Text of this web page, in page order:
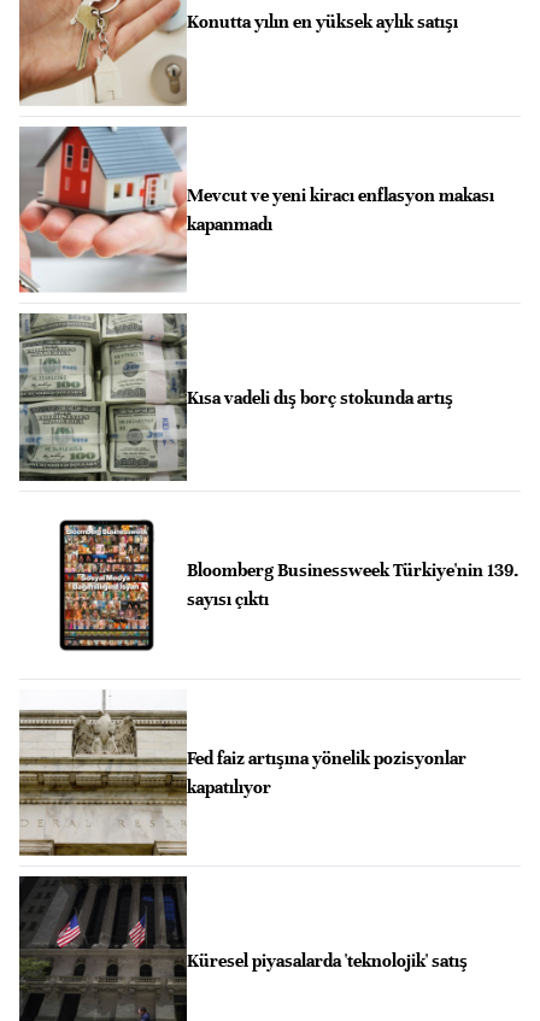
Konutta yılın en yüksek aylık satışı
Mevcut ve yeni kiracı enflasyon makası
kapanmadı
Kısa vadeli dış borç stokunda artış
Bloomberg Businessweek Türkiye'nin 139.
sayısı çıktı
Fed faiz artışına yönelik pozisyonlar
kapatılıyor
Küresel piyasalarda 'teknolojik' satış